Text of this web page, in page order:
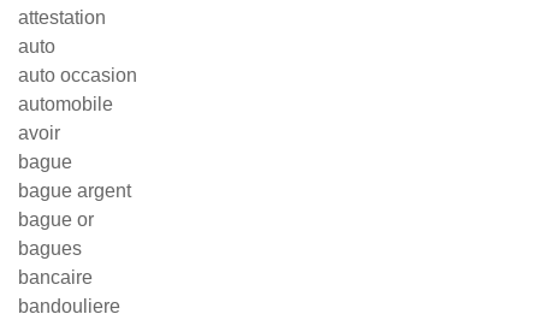
attestation
auto
auto occasion
automobile
avoir
bague
bague argent
bague or
bagues
bancaire
bandouliere